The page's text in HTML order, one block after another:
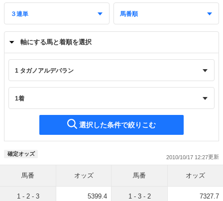
軸にする馬と着順を選択
選択した条件で絞りこむ
確定オッズ
2010/10/17 12:27
馬番 オッズ
1 - 2 - 3 5399.4
馬番 オッズ
1 - 3 - 2 7327.7